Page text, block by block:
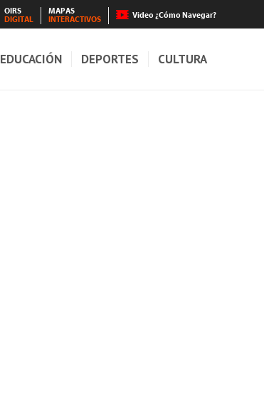
OIRS
DIGITAL
MAPAS
INTERACTIVOS
Video ¿Cómo Navegar?
EDUCACIÓN DEPORTES CULTURA